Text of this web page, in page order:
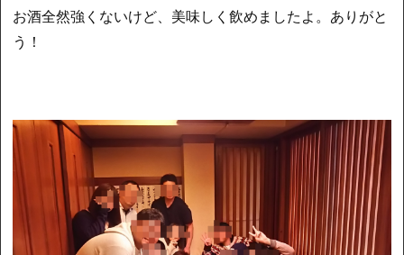
お酒全然強くないけど、美味しく飲めましたよ。ありがと
う！